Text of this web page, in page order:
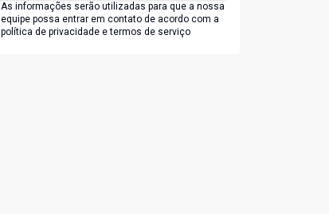
As informações serão utilizadas para que a nossa
equipe possa entrar em contato de acordo com a
política de privacidade e termos de serviço